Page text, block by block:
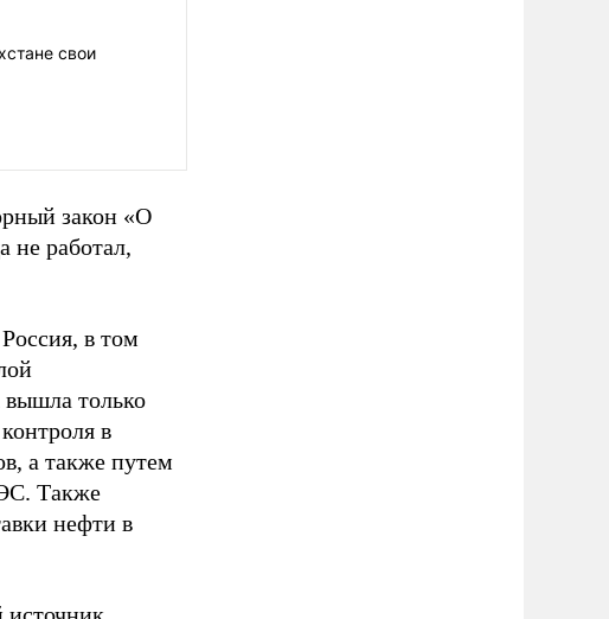
свои
закон «О
не работал,
в том
вышла только
в
а также путем
Также
нефти в